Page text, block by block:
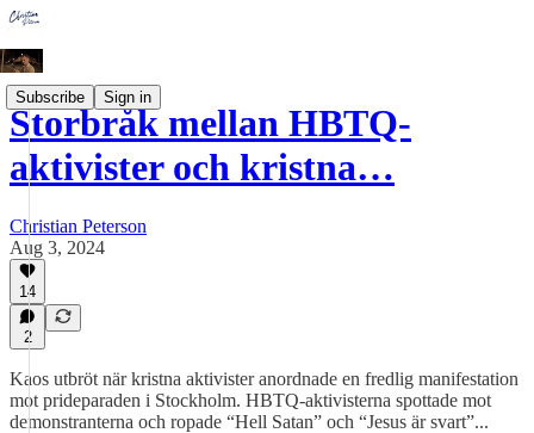
Subscribe Sign in
Storbråk mellan HBTQ-
aktivister och kristna…
Christian Peterson
Aug 3, 2024
14
2
Kaos utbröt när kristna aktivister anordnade en fredlig manifestation
mot prideparaden i Stockholm. HBTQ-aktivisterna spottade mot
demonstranterna och ropade “Hell Satan” och “Jesus är svart”...